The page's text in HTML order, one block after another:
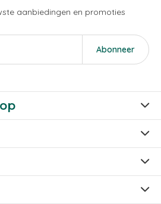
aanbiedingen en promoties
Abonneer